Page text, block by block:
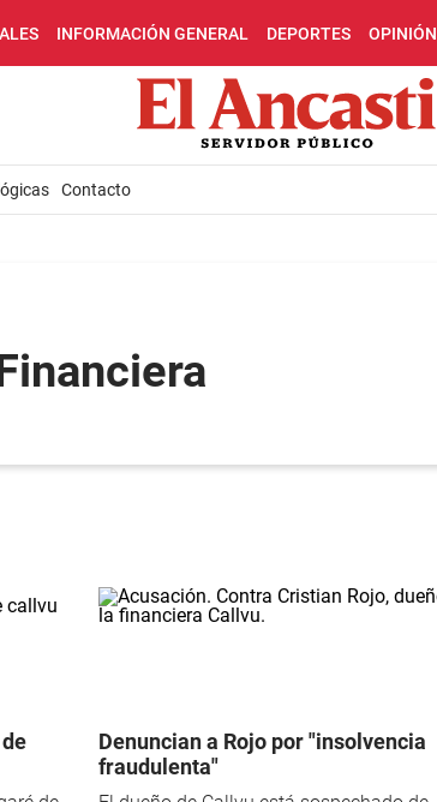
INFORMACIÓN GENERAL DEPORTES OPINIÓN
Contacto
Denuncian a Rojo por "insolvencia
fraudulenta"